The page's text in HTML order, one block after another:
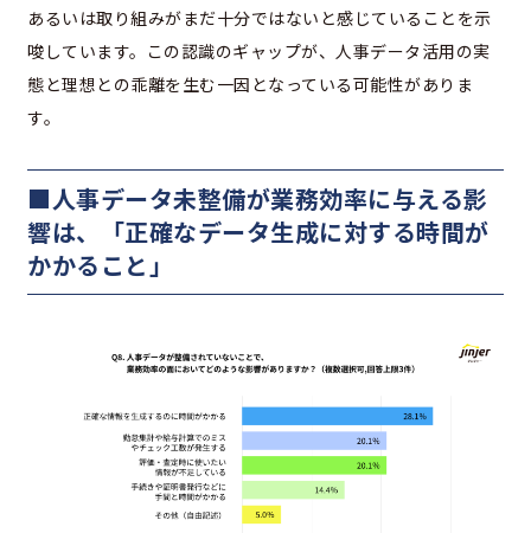
あるいは取り組みがまだ十分ではないと感じていることを示
唆しています。この認識のギャップが、人事データ活用の実
態と理想との乖離を生む一因となっている可能性がありま
す。
■人事データ未整備が業務効率に与える影
響は、「正確なデータ生成に対する時間が
かかること」